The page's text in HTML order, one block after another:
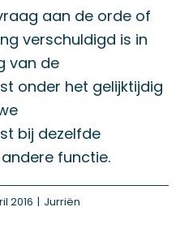
aan de orde of
verschuldigd is in
van de
onder het gelijktijdig
bij dezelfde
functie.
2016 | Jurriën